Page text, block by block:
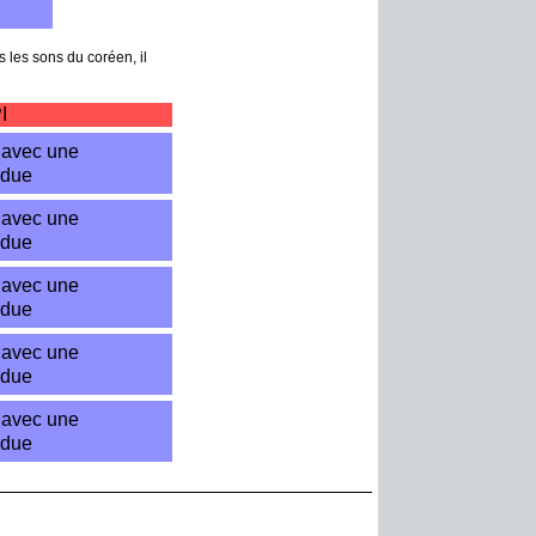
les sons du coréen, il
une
une
une
une
une